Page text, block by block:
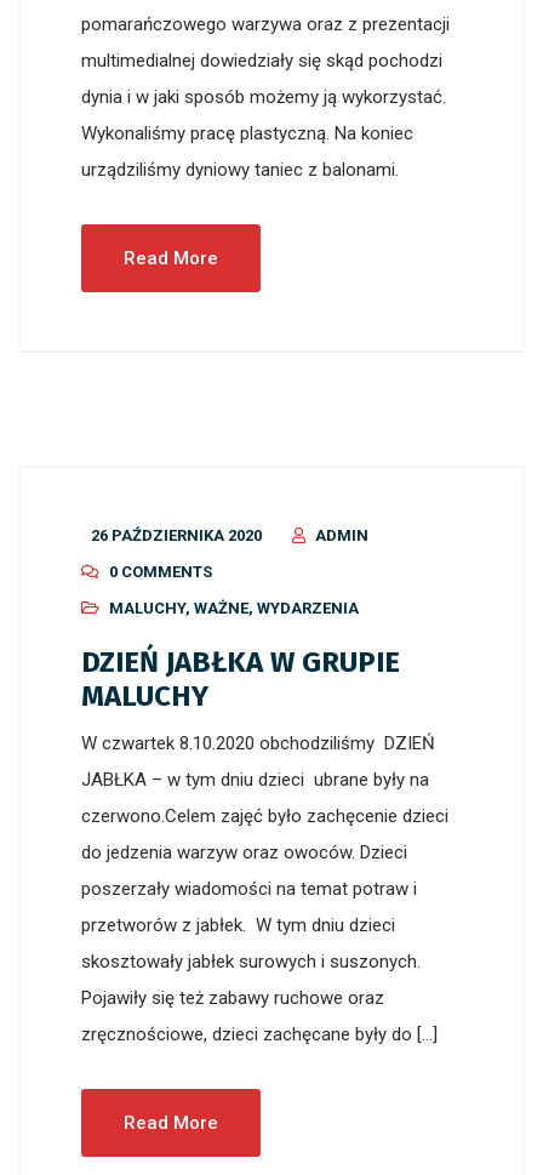
pomarańczowego warzywa oraz z prezentacji
multimedialnej dowiedziały się skąd pochodzi
dynia i w jaki sposób możemy ją wykorzystać.
Wykonaliśmy pracę plastyczną. Na koniec
urządziliśmy dyniowy taniec z balonami.
Read More
26 PAŹDZIERNIKA 2020
ADMIN
0 COMMENTS
MALUCHY, WAŻNE, WYDARZENIA
DZIEŃ JABŁKA W GRUPIE
MALUCHY
W czwartek 8.10.2020 obchodziliśmy DZIEŃ
JABŁKA – w tym dniu dzieci ubrane były na
czerwono.Celem zajęć było zachęcenie dzieci
do jedzenia warzyw oraz owoców. Dzieci
poszerzały wiadomości na temat potraw i
przetworów z jabłek. W tym dniu dzieci
skosztowały jabłek surowych i suszonych.
Pojawiły się też zabawy ruchowe oraz
zręcznościowe, dzieci zachęcane były do […]
Read More